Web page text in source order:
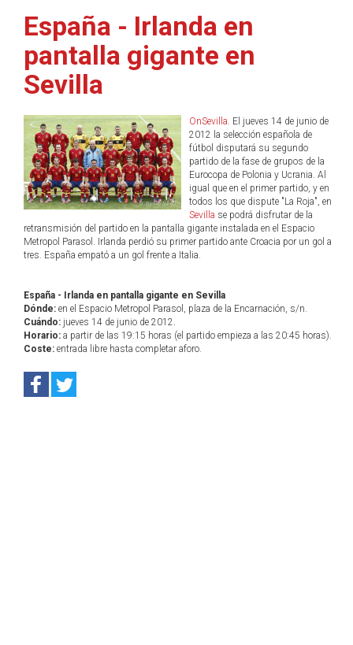
España - Irlanda en
pantalla gigante en
Sevilla
OnSevilla. El jueves 14 de junio de
2012 la selección española de
fútbol disputará su segundo
partido de la fase de grupos de la
Eurocopa de Polonia y Ucrania. Al
igual que en el primer partido, y en
todos los que dispute "La Roja", en
Sevilla se podrá disfrutar de la
retransmisión del partido en la pantalla gigante instalada en el Espacio
Metropol Parasol. Irlanda perdió su primer partido ante Croacia por un gol a
tres. España empató a un gol frente a Italia.
España - Irlanda en pantalla gigante en Sevilla
Dónde: en el Espacio Metropol Parasol, plaza de la Encarnación, s/n.
Cuándo: jueves 14 de junio de 2012.
Horario: a partir de las 19:15 horas (el partido empieza a las 20:45 horas).
Coste: entrada libre hasta completar aforo.